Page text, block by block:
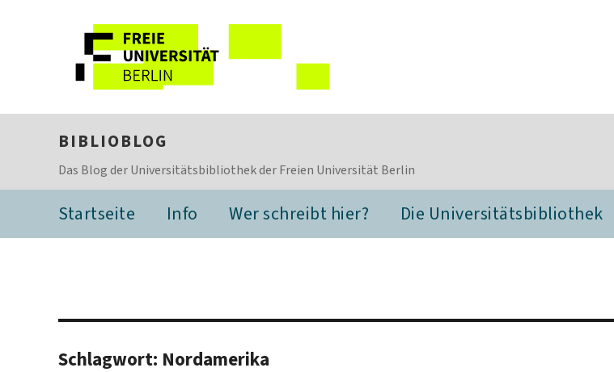
BIBLIOBLOG
Das Blog der Universitätsbibliothek der Freien Universität Berlin
Startseite Info Wer schreibt hier? Die Universitätsbibliothek
Schlagwort: Nordamerika